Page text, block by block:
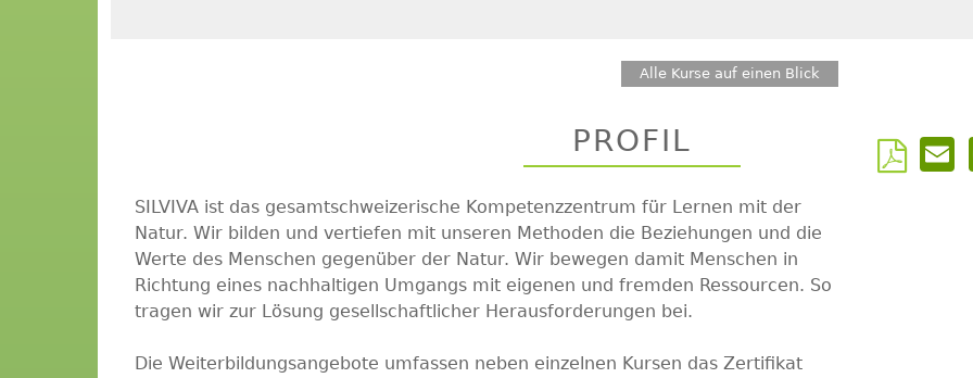
Alle Kurse auf einen Blick
PROFIL
SILVIVA ist das gesamtschweizerische Kompetenzzentrum für Lernen mit der
Natur. Wir bilden und vertiefen mit unseren Methoden die Beziehungen und die
Werte des Menschen gegenüber der Natur. Wir bewegen damit Menschen in
Richtung eines nachhaltigen Umgangs mit eigenen und fremden Ressourcen. So
tragen wir zur Lösung gesellschaftlicher Herausforderungen bei.
Die Weiterbildungsangebote umfassen neben einzelnen Kursen das Zertifikat